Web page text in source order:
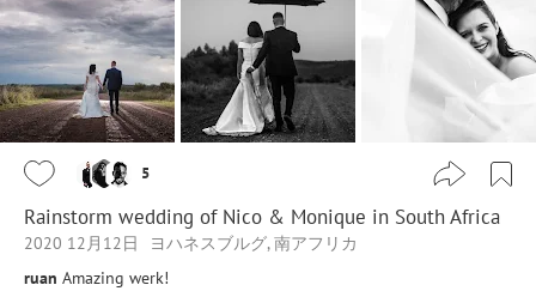
5
Rainstorm wedding of Nico & Monique in South Africa
2020 12月12日
ヨハネスブルグ, 南アフリカ
ruan Amazing werk!